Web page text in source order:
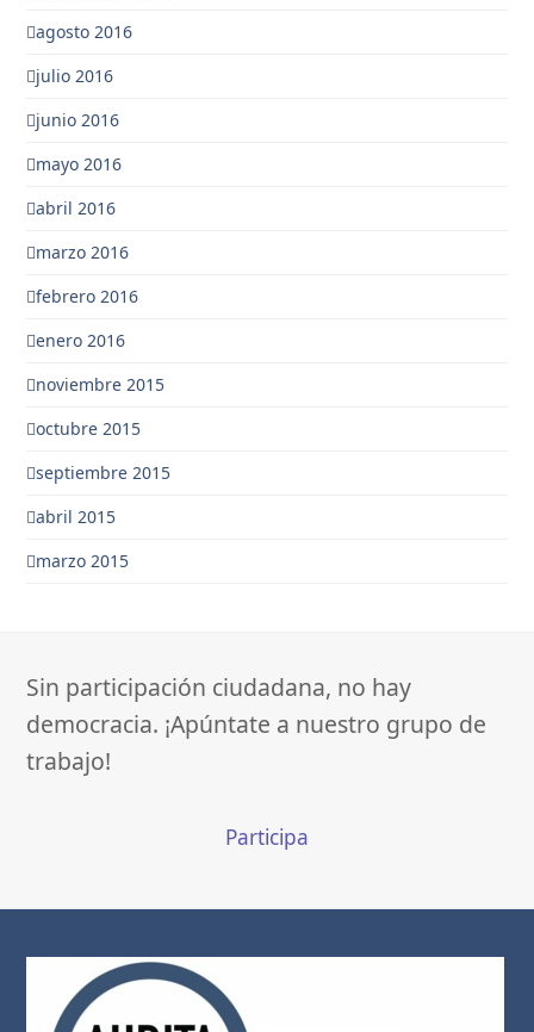
agosto 2016
julio 2016
junio 2016
mayo 2016
abril 2016
marzo 2016
febrero 2016
enero 2016
noviembre 2015
octubre 2015
septiembre 2015
abril 2015
marzo 2015
Sin participación ciudadana, no hay
democracia. ¡Apúntate a nuestro grupo de
trabajo!
Participa